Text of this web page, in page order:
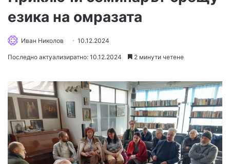
езика на омразата
Иван Николов 10.12.2024
Последно актуализиратно: 10.12.2024 2 минути четене